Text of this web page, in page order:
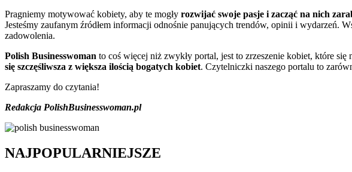
Pragniemy motywować kobiety, aby te mogły rozwijać swoje pasje i zacząć na nich
Jesteśmy zaufanym źródłem informacji odnośnie panujących trendów, opinii i wydarzeń.
zadowolenia.
Polish Businesswoman to coś więcej niż zwykły portal, jest to zrzeszenie kobiet, które
się szczęśliwsza z większa ilością bogatych kobiet. Czytelniczki naszego portalu to
Zapraszamy do czytania!
Redakcja PolishBusinesswoman.pl
NAJPOPULARNIEJSZE